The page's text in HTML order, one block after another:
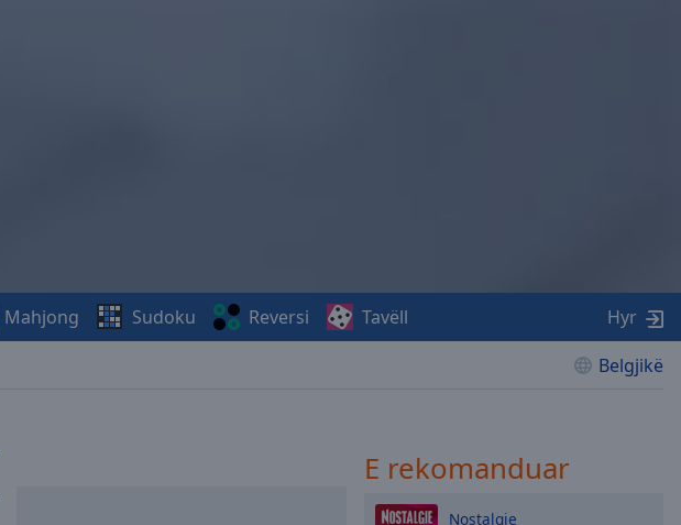
Belgjikë
Mahjong Sudoku Reversi Tavëll Hyr
E rekomanduar
Nostalgie